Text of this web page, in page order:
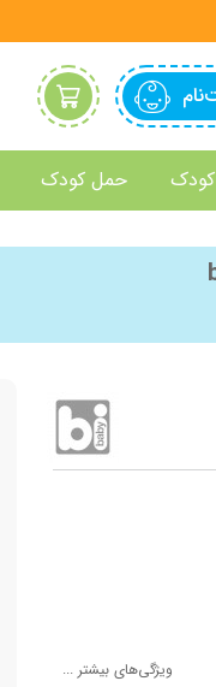
حمل کودک
ویژگی‌های بیشتر ...